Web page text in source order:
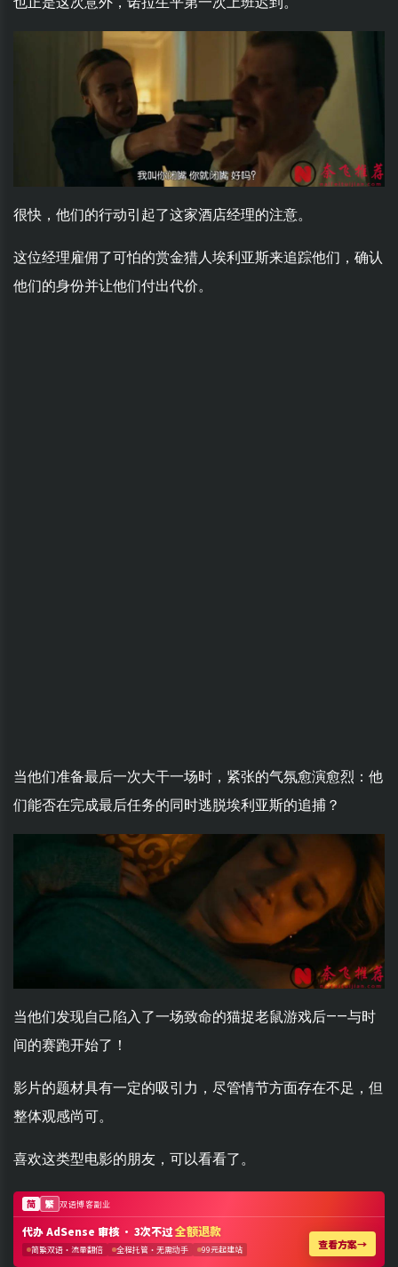
很快，他们的行动引起了这家酒店经理的注意。
这位经理雇佣了可怕的赏金猎人埃利亚斯来追踪他们，确认
他们的身份并让他们付出代价。
当他们准备最后一次大干一场时，紧张的气氛愈演愈烈：他
们能否在完成最后任务的同时逃脱埃利亚斯的追捕？
当他们发现自己陷入了一场致命的猫捉老鼠游戏后——与时
间的赛跑开始了！
影片的题材具有一定的吸引力，尽管情节方面存在不足，但
整体观感尚可。
喜欢这类型电影的朋友，可以看看了。